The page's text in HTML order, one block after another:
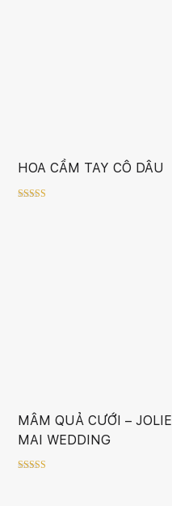
HOA CẦM TAY CÔ DÂU
MÂM QUẢ CƯỚI – JOLIE
MAI WEDDING